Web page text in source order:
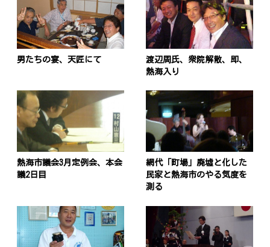
男たちの宴、天匠にて
渡辺周氏、衆院解散、即、
熱海入り
熱海市議会3月定例会、本会
議2日目
網代「町場」廃墟と化した
民家と熱海市のやる気度を
測る